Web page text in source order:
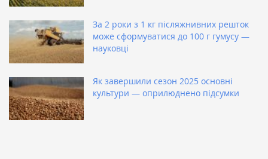
За 2 роки з 1 кг післяжнивних решток
може сформуватися до 100 г гумусу —
науковці
Як завершили сезон 2025 основні
культури — оприлюднено підсумки